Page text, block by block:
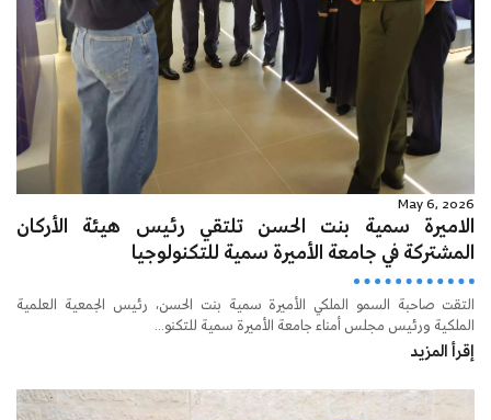
May 6, 2026
الاميرة سمية بنت الحسن تلتقي رئيس هيئة الأركان
المشتركة في جامعة الأميرة سمية للتكنولوجيا
التقت صاحبة السمو الملكي الأميرة سمية بنت الحسن، رئيس الجمعية العلمية
الملكية ورئيس مجلس أمناء جامعة الأميرة سمية للتكنو...
إقرأ المزيد